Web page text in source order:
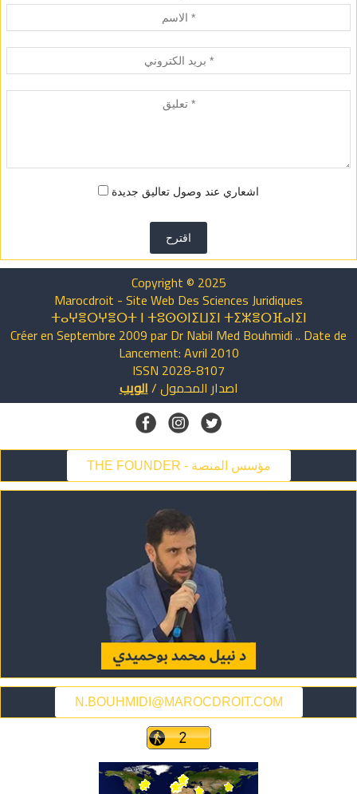
اشعاري عند وصول تعاليق جديدة
اقترح
Copyright © 2025
Marocdroit - Site Web Des Sciences Juridiques
ⵜⴰⵖⴻⵔⵖⴻⵔⵜ ⵏ ⵜⵓⵙⵙⵏⵉⵡⵉⵏ ⵜⵉⵣⴻⵔⴼⴰⵏⵉⵏ
Créer en Septembre 2009 par Dr Nabil Med Bouhmidi .. Date de
Lancement: Avril 2010
ISSN 2028-8107
اصدار المحمول/الويب
THE FOUNDER - مؤسس المنصة
N.BOUHMIDI@MAROCDROIT.COM